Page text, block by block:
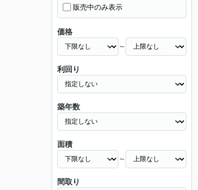
販売中のみ表示
価格
～
利回り
築年数
面積
～
間取り